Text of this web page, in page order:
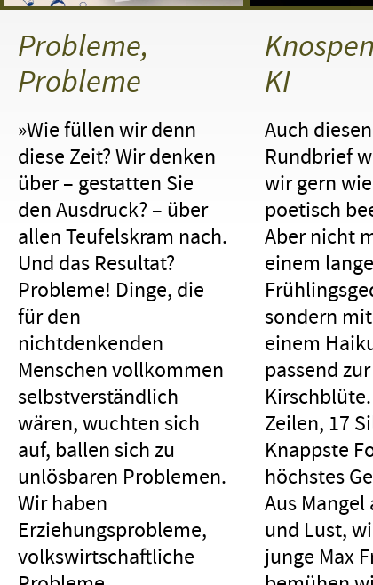
Probleme,
Probleme
»Wie füllen wir denn
diese Zeit? Wir denken
über – gestatten Sie
den Ausdruck? – über
allen Teufelskram nach.
Und das Resultat?
Probleme! Dinge, die
für den
nichtdenkenden
Menschen vollkommen
selbstverständlich
wären, wuchten sich
auf, ballen sich zu
unlösbaren Problemen.
Wir haben
Erziehungsprobleme,
volkswirtschaftliche
KI
Auch diesen
Rundbrief
wir gern
poetisch
Aber nicht
einem langen
sondern mit
einem Haiku,
passend zur
Zeilen, 17
Knappste
höchstes
Aus Mangel
und Lust,
junge Max